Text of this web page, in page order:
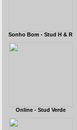
Sonho Bom - Stud H & R
Online - Stud Verde